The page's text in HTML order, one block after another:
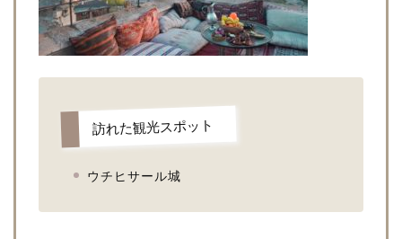
訪れた観光スポット
ウチヒサール城